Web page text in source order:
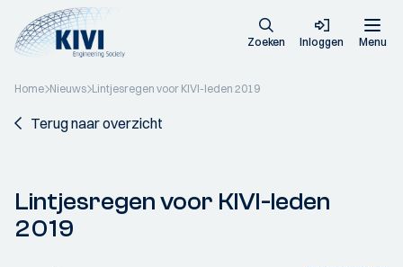
Zoeken Inloggen Menu
Home Nieuws Lintjesregen voor KIVI-leden 2019
Terug naar overzicht
Lintjesregen voor KIVI-leden
2019